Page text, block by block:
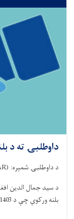
داوطلبۍ ته د
د داوطلبۍ شمېره:
د سید جمال الدین
بلنه ورکويچې د 1403 مالي کال لپاره په مختلفو برخو کې د . . .